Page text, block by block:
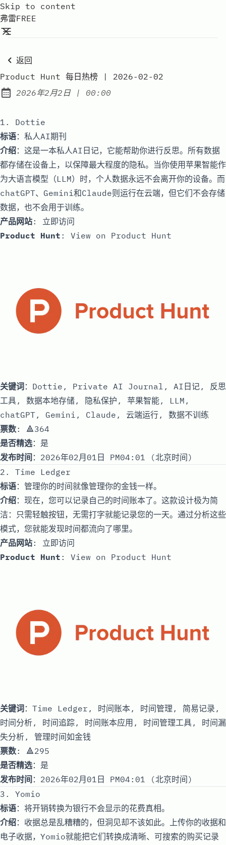
Skip to content
弗雷FREE
返回
Product Hunt 每日热榜 | 2026-02-02
Published:
2026年2月2日| at
00:00
1. Dottie
标语：私人AI期刊
介绍：这是一本私人AI日记，它能帮助你进行反思。所有数据
都存储在设备上，以保障最大程度的隐私。当你使用苹果智能作
为大语言模型（LLM）时，个人数据永远不会离开你的设备。而
chatGPT、Gemini和Claude则运行在云端，但它们不会存储
数据，也不会用于训练。
产品网站: 立即访问
Product Hunt : View on Product Hunt
关键词 ：Dottie, Private AI Journal, AI日记, 反思
工具, 数据本地存储, 隐私保护, 苹果智能, LLM,
chatGPT, Gemini, Claude, 云端运行, 数据不训练
票数: 🔺364
是否精选：是
发布时间 ：2026年02月01日 PM04:01 (北京时间)
2. Time Ledger
标语：管理你的时间就像管理你的金钱一样。
介绍：现在，您可以记录自己的时间账本了。这款设计极为简
洁：只需轻触按钮，无需打字就能记录您的一天。通过分析这些
模式，您就能发现时间都流向了哪里。
产品网站: 立即访问
Product Hunt : View on Product Hunt
关键词 ：Time Ledger, 时间账本, 时间管理, 简易记录,
时间分析, 时间追踪, 时间账本应用, 时间管理工具, 时间漏
失分析, 管理时间如金钱
票数: 🔺295
是否精选：是
发布时间 ：2026年02月01日 PM04:01 (北京时间)
3. Yomio
标语：将开销转换为银行不会显示的花费真相。
介绍：收据总是乱糟糟的，但洞见却不该如此。上传你的收据和
电子收据，Yomio就能把它们转换成清晰、可搜索的购买记录